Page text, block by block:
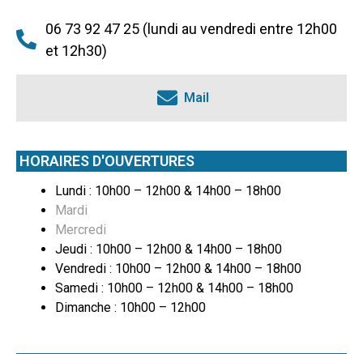
06 73 92 47 25 (lundi au vendredi entre 12h00
et 12h30)
Mail
HORAIRES D'OUVERTURES
Lundi : 10h00 – 12h00 & 14h00 – 18h00
Mardi
Mercredi
Jeudi : 10h00 – 12h00 & 14h00 – 18h00
Vendredi : 10h00 – 12h00 & 14h00 – 18h00
Samedi : 10h00 – 12h00 & 14h00 – 18h00
Dimanche : 10h00 – 12h00